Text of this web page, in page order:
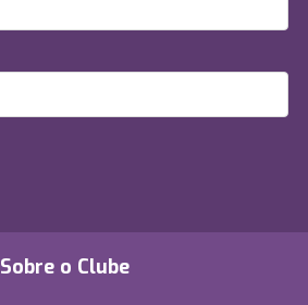
Sobre o Clube